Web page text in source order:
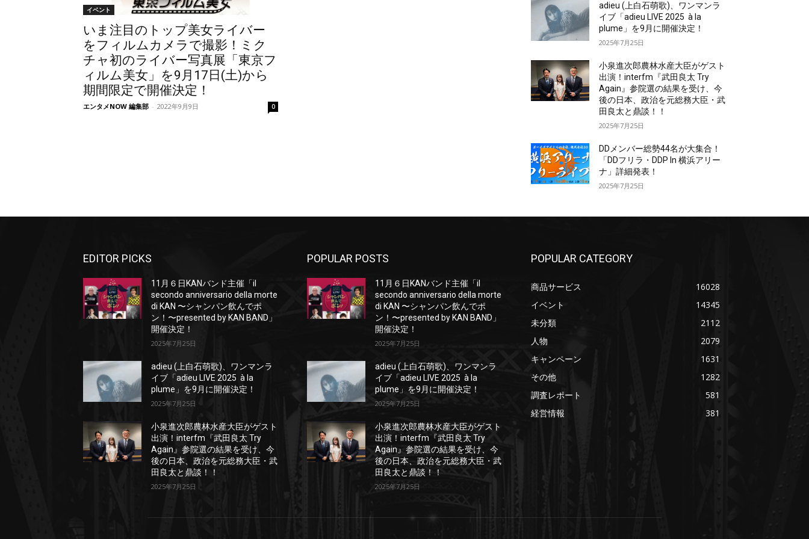
イベント
いま注目のトップ美女ライバー
をフィルムカメラで撮影！ミク
チャ初のライバー写真展「東京フ
ィルム美女」を9月17日(土)から
期間限定で開催決定！
エンタメNOW 編集部 - 2022年9月9日 0
adieu (上白石萌歌)、ワンマンラ
イブ「adieu LIVE 2025 à la
plume」を9月に開催決定！
2025年7月25日
小泉進次郎農林水産大臣がゲスト
出演！interfm『武田良太 Try
Again』参院選の結果を受け、今
後の日本、政治を元総務大臣・武
田良太と鼎談！！
2025年7月25日
DDメンバー総勢44名が大集合！
「DDフリラ・DDP In 横浜アリー
ナ」詳細発表！
2025年7月25日
EDITOR PICKS
11月６日KANバンド主催「il
secondo anniversario della morte
di KAN 〜シャンパン飲んでポ
ン！〜presented by KAN BAND」
開催決定！
2025年7月25日
adieu (上白石萌歌)、ワンマンラ
イブ「adieu LIVE 2025 à la
plume」を9月に開催決定！
2025年7月25日
小泉進次郎農林水産大臣がゲスト
出演！interfm『武田良太 Try
Again』参院選の結果を受け、今
後の日本、政治を元総務大臣・武
田良太と鼎談！！
2025年7月25日
POPULAR POSTS
11月６日KANバンド主催「il
secondo anniversario della morte
di KAN 〜シャンパン飲んでポ
ン！〜presented by KAN BAND」
開催決定！
2025年7月25日
adieu (上白石萌歌)、ワンマンラ
イブ「adieu LIVE 2025 à la
plume」を9月に開催決定！
2025年7月25日
小泉進次郎農林水産大臣がゲスト
出演！interfm『武田良太 Try
Again』参院選の結果を受け、今
後の日本、政治を元総務大臣・武
田良太と鼎談！！
2025年7月25日
POPULAR CATEGORY
商品サービス
16028
イベント
14345
未分類
2112
人物
2079
キャンペーン
1631
その他
1282
調査レポート
581
経営情報
381